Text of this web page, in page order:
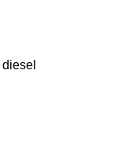
diesel